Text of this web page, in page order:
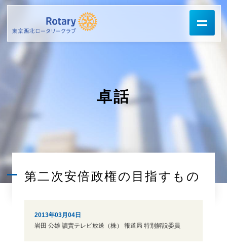
卓話
第二次安倍政権の目指すもの
2013年03月04日
岩田 公雄 讀賣テレビ放送（株） 報道局 特別解説委員